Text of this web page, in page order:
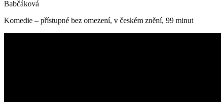
Babčáková
Komedie – přístupné bez omezení, v českém znění, 99 minut